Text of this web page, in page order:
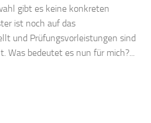
gibt es keine konkreten
ist noch auf das
und Prüfungsvorleistungen sind
Was bedeutet es nun für mich?...